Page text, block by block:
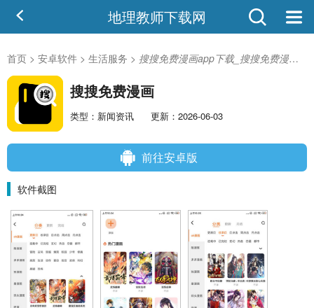
地理教师下载网
首页 > 安卓软件 > 生活服务 > 搜搜免费漫画app下载_搜搜免费漫画1.0.22安卓版
搜搜免费漫画
类型：新闻资讯 更新：2026-06-03
前往安卓版
软件截图